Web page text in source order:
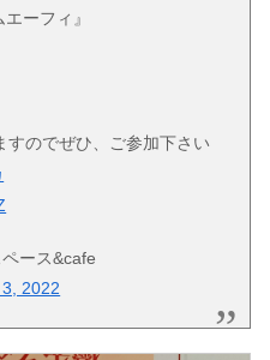
ーフィ』
のでぜひ、ご参加下さい
ース&cafe
2022